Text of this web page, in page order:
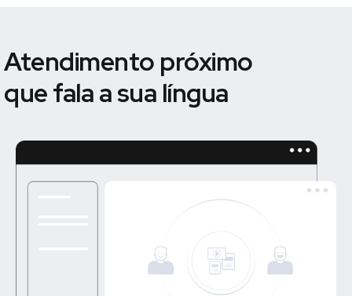
Atendimento próximo
que fala a sua língua